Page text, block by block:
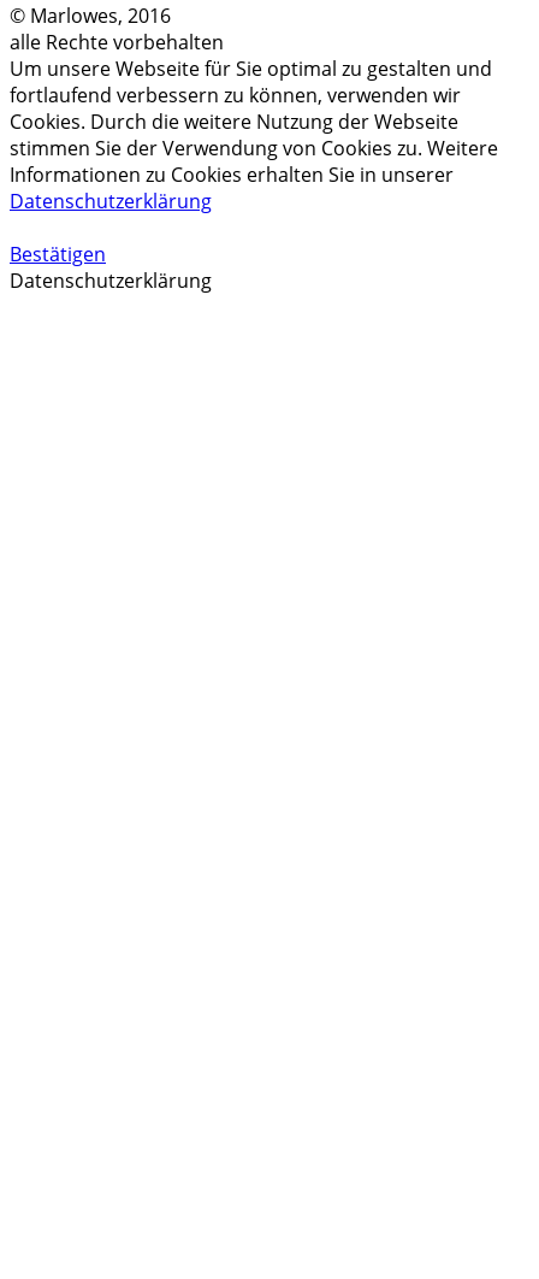
© Marlowes, 2016
alle Rechte vorbehalten
Um unsere Webseite für Sie optimal zu gestalten und
fortlaufend verbessern zu können, verwenden wir
Cookies. Durch die weitere Nutzung der Webseite
stimmen Sie der Verwendung von Cookies zu. Weitere
Informationen zu Cookies erhalten Sie in unserer
Datenschutzerklärung
Bestätigen
Datenschutzerklärung